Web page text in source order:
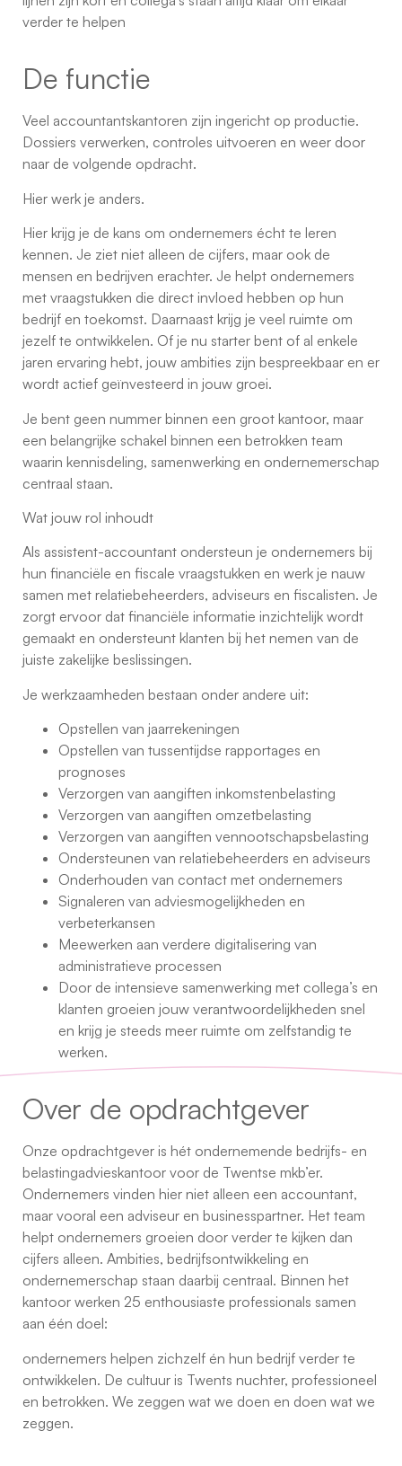
verder te helpen
De functie
Veel accountantskantoren zijn ingericht op productie.
Dossiers verwerken, controles uitvoeren en weer door
naar de volgende opdracht.
Hier werk je anders.
Hier krijg je de kans om ondernemers écht te leren
kennen. Je ziet niet alleen de cijfers, maar ook de
mensen en bedrijven erachter. Je helpt ondernemers
met vraagstukken die direct invloed hebben op hun
bedrijf en toekomst. Daarnaast krijg je veel ruimte om
jezelf te ontwikkelen. Of je nu starter bent of al enkele
jaren ervaring hebt, jouw ambities zijn bespreekbaar en er
wordt actief geïnvesteerd in jouw groei.
Je bent geen nummer binnen een groot kantoor, maar
een belangrijke schakel binnen een betrokken team
waarin kennisdeling, samenwerking en ondernemerschap
centraal staan.
Wat jouw rol inhoudt
Als assistent-accountant ondersteun je ondernemers bij
hun financiële en fiscale vraagstukken en werk je nauw
samen met relatiebeheerders, adviseurs en fiscalisten. Je
zorgt ervoor dat financiële informatie inzichtelijk wordt
gemaakt en ondersteunt klanten bij het nemen van de
juiste zakelijke beslissingen.
Je werkzaamheden bestaan onder andere uit:
Opstellen van jaarrekeningen
Opstellen van tussentijdse rapportages en
prognoses
Verzorgen van aangiften inkomstenbelasting
Verzorgen van aangiften omzetbelasting
Verzorgen van aangiften vennootschapsbelasting
Ondersteunen van relatiebeheerders en adviseurs
Onderhouden van contact met ondernemers
Signaleren van adviesmogelijkheden en
verbeterkansen
Meewerken aan verdere digitalisering van
administratieve processen
Door de intensieve samenwerking met collega’s en
klanten groeien jouw verantwoordelijkheden snel
en krijg je steeds meer ruimte om zelfstandig te
werken.
Over de opdrachtgever
Onze opdrachtgever is hét ondernemende bedrijfs- en
belastingadvieskantoor voor de Twentse mkb’er.
Ondernemers vinden hier niet alleen een accountant,
maar vooral een adviseur en businesspartner. Het team
helpt ondernemers groeien door verder te kijken dan
cijfers alleen. Ambities, bedrijfsontwikkeling en
ondernemerschap staan daarbij centraal. Binnen het
kantoor werken 25 enthousiaste professionals samen
aan één doel:
ondernemers helpen zichzelf én hun bedrijf verder te
ontwikkelen. De cultuur is Twents nuchter, professioneel
en betrokken. We zeggen wat we doen en doen wat we
zeggen.